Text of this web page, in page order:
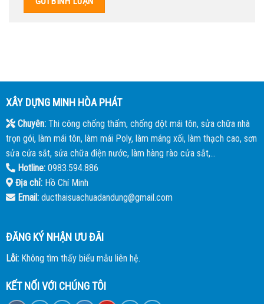
XÂY DỰNG MINH HÒA PHÁT
Chuyên:Thi công chống thấm, chống dột mái tôn, sửa chữa nhà
trọn gói, làm mái tôn, làm mái Poly, làm máng xối, làm thạch cao, sơn
sửa cửa sắt, sửa chữa điện nước, làm hàng rào cửa sắt,...
Hotline:0983.594.886
Địa chỉ:Hồ Chí Minh
Email:ducthaisuachuadandung@gmail.com
ĐĂNG KÝ NHẬN ƯU ĐÃI
Lỗi:Không tìm thấy biểu mẫu liên hệ.
KẾT NỐI VỚI CHÚNG TÔI